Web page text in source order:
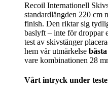
Recoil Internationell
standardlängden 220 cm
finish. Den riktar sig
baslyft – inte för droppar
test av skivstänger
hem vår utmärkelse
vare kombinationen 28
Vårt intryck under